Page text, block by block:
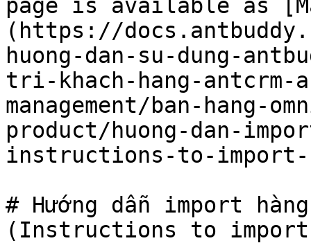
page is available as
(https://
huong-dan-su-dung-
tri-khach-hang-antcrm-
management/ban-hang-
product/huong-dan-
instructions-to-
# Hướng dẫn import
(Instructions to